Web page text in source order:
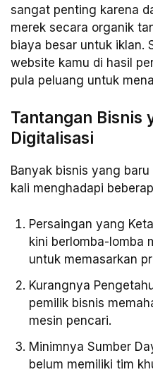
sangat penting karena
merek secara organik
biaya besar untuk iklan.
website kamu di hasil
pula peluang untuk
Tantangan Bisnis
Digitalisasi
Banyak bisnis yang
kali menghadapi
Persaingan yang
kini berlomba-lomba
untuk memasarkan
Kurangnya
pemilik bisnis
mesin pencari.
Minimnya Sumber
belum memiliki tim